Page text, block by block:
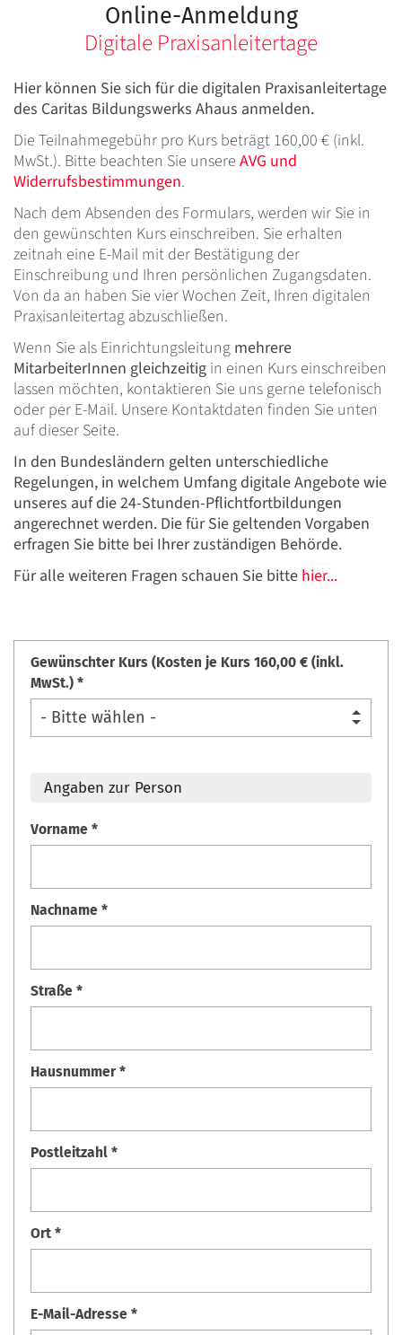
Online-Anmeldung
Digitale Praxisanleitertage
Hier können Sie sich für die digitalen Praxisanleitertage
des Caritas Bildungswerks Ahaus anmelden.
Die Teilnahmegebühr pro Kurs beträgt 160,00 € (inkl.
MwSt.). Bitte beachten Sie unsere AVG und
Widerrufsbestimmungen.
Nach dem Absenden des Formulars, werden wir Sie in
den gewünschten Kurs einschreiben. Sie erhalten
zeitnah eine E-Mail mit der Bestätigung der
Einschreibung und Ihren persönlichen Zugangsdaten.
Von da an haben Sie vier Wochen Zeit, Ihren digitalen
Praxisanleitertag abzuschließen.
Wenn Sie als Einrichtungsleitung mehrere
MitarbeiterInnen gleichzeitig in einen Kurs einschreiben
lassen möchten, kontaktieren Sie uns gerne telefonisch
oder per E-Mail. Unsere Kontaktdaten finden Sie unten
auf dieser Seite.
In den Bundesländern gelten unterschiedliche
Regelungen, in welchem Umfang digitale Angebote wie
unseres auf die 24-Stunden-Pflichtfortbildungen
angerechnet werden. Die für Sie geltenden Vorgaben
erfragen Sie bitte bei Ihrer zuständigen Behörde.
Für alle weiteren Fragen schauen Sie bitte hier...
Gewünschter Kurs (Kosten je Kurs 160,00 € (inkl.
MwSt.) *
Angaben zur Person
Vorname *
Nachname *
Straße *
Hausnummer *
Postleitzahl *
Ort *
E-Mail-Adresse *